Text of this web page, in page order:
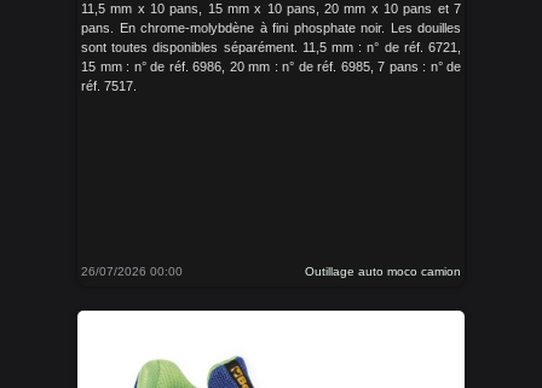
11,5 mm x 10 pans, 15 mm x 10 pans, 20 mm x 10 pans et 7
pans. En chrome-molybdène à fini phosphate noir. Les douilles
sont toutes disponibles séparément. 11,5 mm : n° de réf. 6721,
15 mm : n° de réf. 6986, 20 mm : n° de réf. 6985, 7 pans : n° de
réf. 7517.
26/07/2026 00:00 Outillage auto moco camion